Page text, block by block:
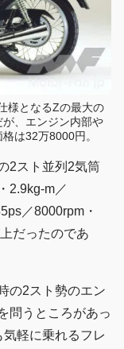
様となるZの最大の
、エンジン内部や
は32万8000円。
2スト並列2気筒
2.9kg-m／
／8000rpm・
だったのであ
の2スト勢のエン
問うところがあっ
軽に乗れるフレ